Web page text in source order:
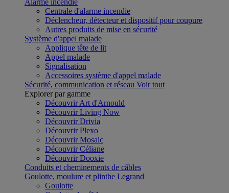
Alarme incendie
Centrale d'alarme incendie
Déclencheur, détecteur et dispositif pour coupure
Autres produits de mise en sécurité
Système d'appel malade
Applique tête de lit
Appel malade
Signalisation
Accessoires système d'appel malade
Sécurité, communication et réseau Voir tout
Explorer par gamme
Découvrir Art d'Arnould
Découvrir Living Now
Découvrir Drivia
Découvrir Plexo
Découvrir Mosaic
Découvrir Céliane
Découvrir Dooxie
Conduits et cheminements de câbles
Goulotte, moulure et plinthe Legrand
Goulotte